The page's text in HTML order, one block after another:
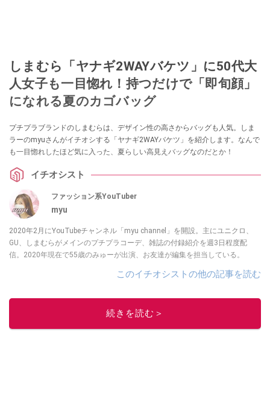
しまむら「ヤナギ2WAYバケツ」に50代大
人女子も一目惚れ！持つだけで「即旬顔」
になれる夏のカゴバッグ
プチプラブランドのしまむらは、デザイン性の高さからバッグも人気。しま
ラーのmyuさんがイチオシする「ヤナギ2WAYバケツ」を紹介します。なんで
も一目惚れしたほど気に入った、夏らしい高見えバッグなのだとか！
イチオシスト
ファッション系YouTuber
myu
2020年2月にYouTubeチャンネル「myu channel」を開設。主にユニクロ、
GU、しまむらがメインのプチプラコーデ、雑誌の付録紹介を週3日程度配
信。2020年現在で55歳のみゅーが出演、お友達が編集を担当している。
このイチオシストの他の記事を読む
続きを読む＞